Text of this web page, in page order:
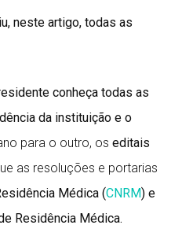
neste artigo, todas as
conheça todas as
da instituição e o
para o outro, os editais
as resoluções e portarias
Médica (CNRM) e
Residência Médica.